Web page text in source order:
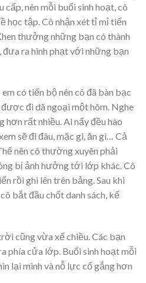
cấp, nên mỗi buổi sinh hoạt, cô
học tập. Cô nhận xét tỉ mỉ tiến
thưởng những bạn có thành
ra hình phạt với những bạn
có tiến bộ nên cô đã bàn bạc
đi dã ngoại một hôm. Nghe
hơn rất nhiều. Ai nấy đều hào
sẽ đi đâu, mặc gì, ăn gì… Cả
nên cô thường xuyên phải
bị ảnh hưởng tới lớp khác. Cô
rồi ghi lên trên bảng. Sau khi
bắt đầu chốt danh sách, kế
cũng vừa xế chiều. Các bạn
phía cửa lớp. Buổi sinh hoạt mỗi
lại mình và nỗ lực cố gắng hơn